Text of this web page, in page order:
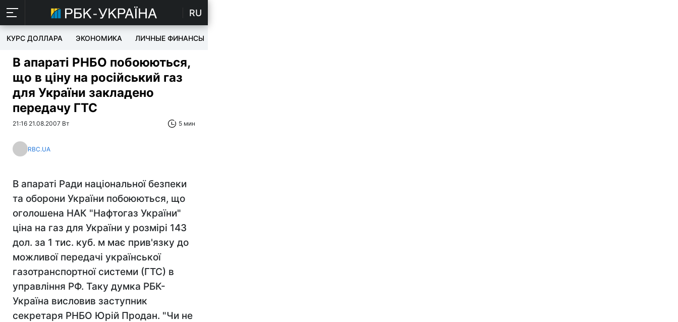
RU
КУРС ДОЛЛАРА ЭКОНОМИКА ЛИЧНЫЕ ФИНАНСЫ
В апараті РНБО побоюються,
що в ціну на російський газ
для України закладено
передачу ГТС
21:16 21.08.2007 Вт 5 мин
RBC.UA
В апараті Ради національної безпеки
та оборони України побоюються, що
оголошена НАК "Нафтогаз України"
ціна на газ для України у розмірі 143
дол. за 1 тис. куб. м має прив'язку до
можливої передачі української
газотранспортної системи (ГТС) в
управління РФ. Таку думка РБК-
Україна висловив заступник
секретаря РНБО Юрій Продан. "Чи не